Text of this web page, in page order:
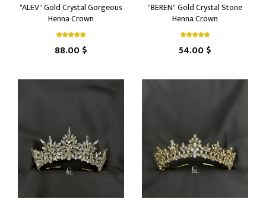
"ALEV" Gold Crystal Gorgeous
Henna Crown
88.00 $
"BEREN" Gold Crystal Stone
Henna Crown
54.00 $